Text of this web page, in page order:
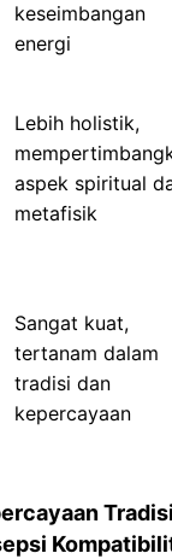
keseimbangan
energi
Lebih holistik,
aspek spiritual
metafisik
Sangat kuat,
tertanam dalam
tradisi dan
kepercayaan